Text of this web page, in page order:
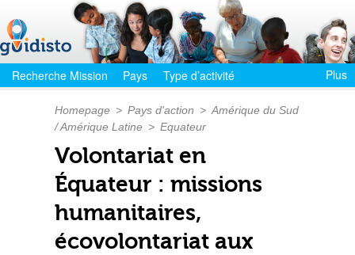
Recherche Mission Pays Type d’activité Plus
Homepage > Pays d'action > Amérique du Sud
/ Amérique Latine > Equateur
Volontariat en
Équateur : missions
humanitaires,
écovolontariat aux